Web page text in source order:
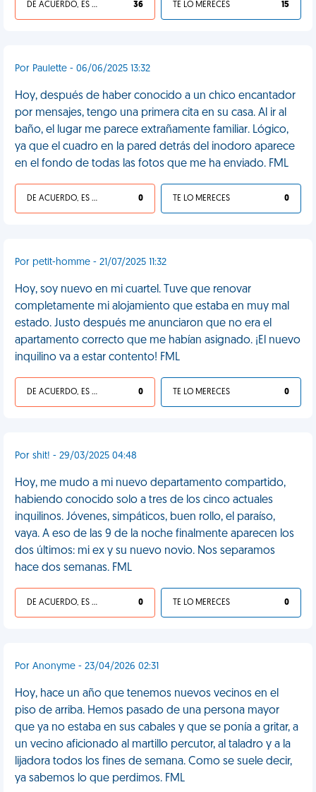
DE ACUERDO, ES UNA VIDA HP 36 TE LO MERECES 15
Por Paulette - 06/06/2025 13:32
Hoy, después de haber conocido a un chico encantador
por mensajes, tengo una primera cita en su casa. Al ir al
baño, el lugar me parece extrañamente familiar. Lógico,
ya que el cuadro en la pared detrás del inodoro aparece
en el fondo de todas las fotos que me ha enviado. FML
DE ACUERDO, ES UNA VIDA HP 0 TE LO MERECES 0
Por petit-homme - 21/07/2025 11:32
Hoy, soy nuevo en mi cuartel. Tuve que renovar
completamente mi alojamiento que estaba en muy mal
estado. Justo después me anunciaron que no era el
apartamento correcto que me habían asignado. ¡El nuevo
inquilino va a estar contento! FML
DE ACUERDO, ES UNA VIDA HP 0 TE LO MERECES 0
Por shit! - 29/03/2025 04:48
Hoy, me mudo a mi nuevo departamento compartido,
habiendo conocido solo a tres de los cinco actuales
inquilinos. Jóvenes, simpáticos, buen rollo, el paraíso,
vaya. A eso de las 9 de la noche finalmente aparecen los
dos últimos: mi ex y su nuevo novio. Nos separamos
hace dos semanas. FML
DE ACUERDO, ES UNA VIDA HP 0 TE LO MERECES 0
Por Anonyme - 23/04/2026 02:31
Hoy, hace un año que tenemos nuevos vecinos en el
piso de arriba. Hemos pasado de una persona mayor
que ya no estaba en sus cabales y que se ponía a gritar, a
un vecino aficionado al martillo percutor, al taladro y a la
lijadora todos los fines de semana. Como se suele decir,
ya sabemos lo que perdimos. FML